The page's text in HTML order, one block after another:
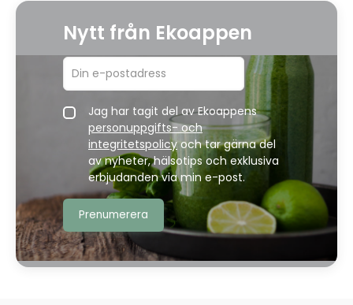
Nytt från Ekoappen
Jag har tagit del av Ekoappens
personuppgifts- och
integritetspolicyoch tar gärna del
av nyheter, hälsotips och exklusiva
erbjudanden via min e-post.